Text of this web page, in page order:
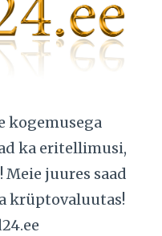
kogemusega
ka eritellimusi,
juures saad
krüptovaluutas!